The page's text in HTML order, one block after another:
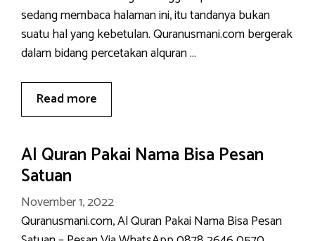
sedang membaca halaman ini, itu tandanya bukan
suatu hal yang kebetulan. Quranusmani.com bergerak
dalam bidang percetakan alquran …
Read more
Al Quran Pakai Nama Bisa Pesan
Satuan
November 1, 2022
Quranusmani.com, Al Quran Pakai Nama Bisa Pesan